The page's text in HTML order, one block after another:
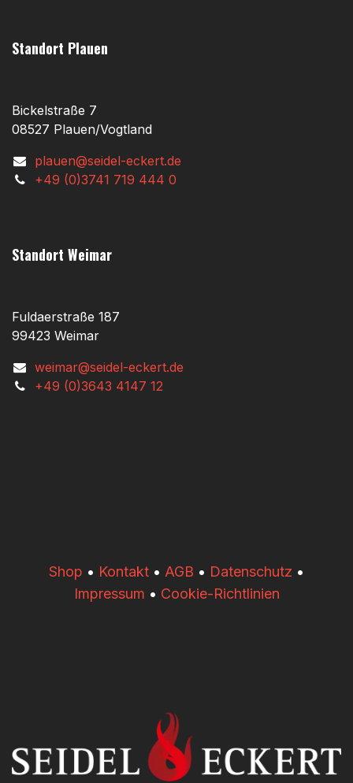
Standort Plauen
Bickelstraße 7
08527 Plauen/Vogtland
plauen@seidel-eckert.de
+49 (0)3741 719 444 0
Standort Weimar
Fuldaerstraße 187
99423 Weimar
weimar@seidel-eckert.de
+49 (0)3643 4147 12
​​Shop • Kontakt • AGB • Datenschutz •
Impressum • Cookie-Richtlinien